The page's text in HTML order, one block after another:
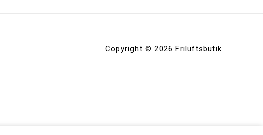
Copyright © 2026 Friluftsbutik